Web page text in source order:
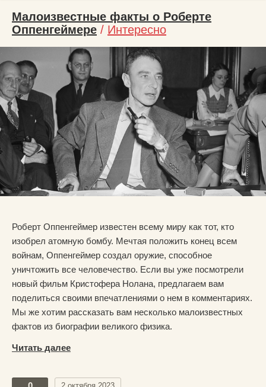
Малоизвестные факты о Роберте
Оппенгеймере / Интересно
Роберт Оппенгеймер известен всему миру как тот, кто
изобрел атомную бомбу. Мечтая положить конец всем
войнам, Оппенгеймер создал оружие, способное
уничтожить все человечество. Если вы уже посмотрели
новый фильм Кристофера Нолана, предлагаем вам
поделиться своими впечатлениями о нем в комментариях.
Мы же хотим рассказать вам несколько малоизвестных
фактов из биографии великого физика.
Читать далее